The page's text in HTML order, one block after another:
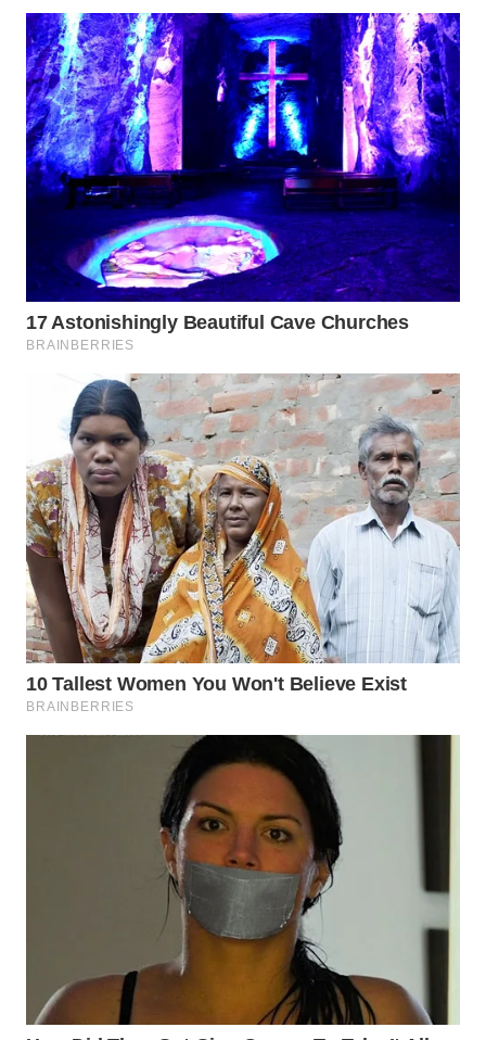
WN
NATUNA
WN
BINTAN
WN
MANDALIKA
WN
LIKUPANG
WN
WN
BORNEO
Wahana
Media
Group
WAHANA
NEWS
WAHANA
TANI
WAHANA
LISTRIK